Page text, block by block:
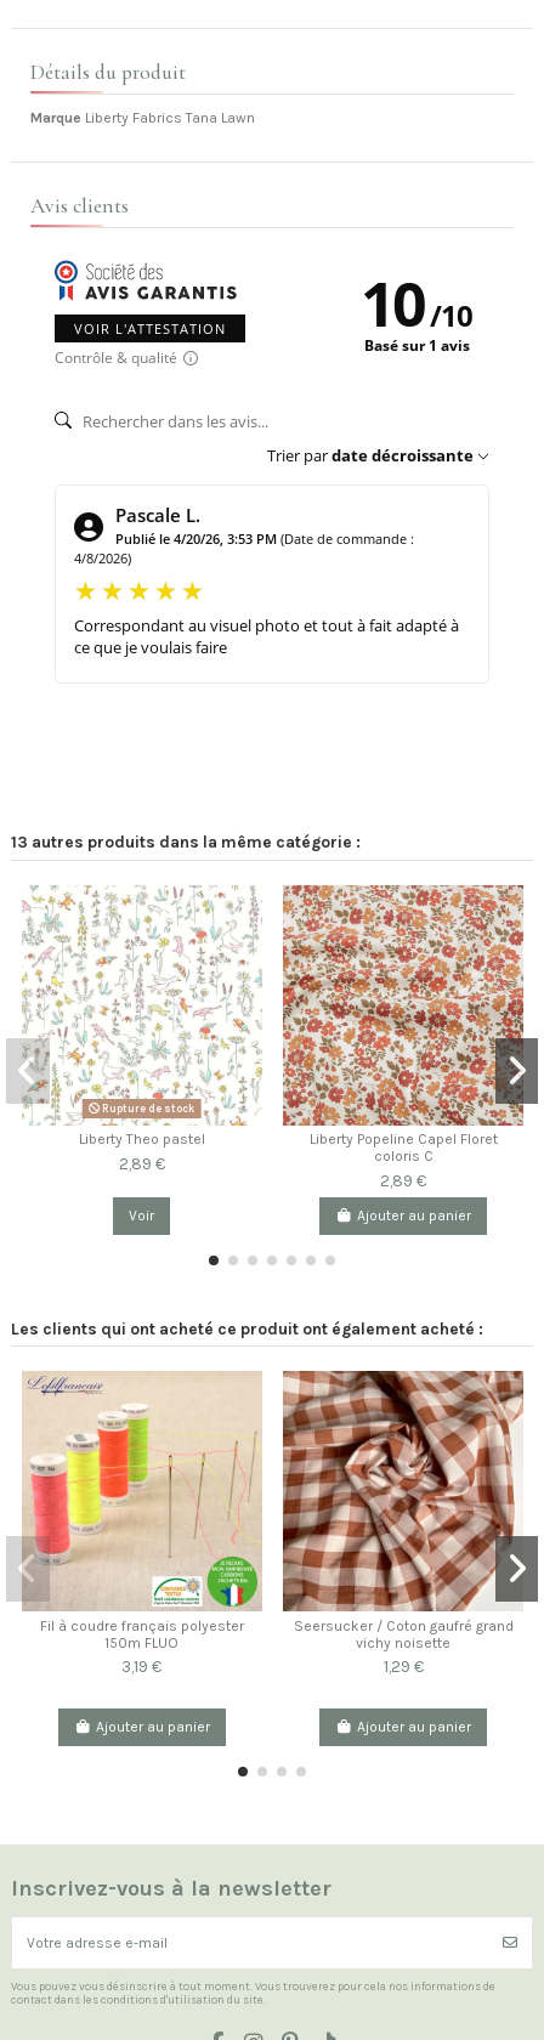
Détails du produit
Marque Liberty Fabrics Tana Lawn
Avis clients
VOIR L'ATTESTATION
Contrôle & qualité
10/10
Basé sur 1 avis
Trier pardate décroissante
Pascale L.
Publié le 4/20/26, 3:53 PM (Date de commande :
4/8/2026)
Correspondant au visuel photo et tout à fait adapté à
ce que je voulais faire
13 autres produits dans la même catégorie :
Rupture de stock
Liberty Theo pastel
2,89 €
Voir
Liberty Popeline Capel Floret
coloris C
2,89 €
Ajouter au panier
Les clients qui ont acheté ce produit ont également acheté :
Fil à coudre français polyester
150m FLUO
3,19 €
Ajouter au panier
Seersucker / Coton gaufré grand
vichy noisette
1,29 €
Ajouter au panier
Inscrivez-vous à la newsletter
Vous pouvez vous désinscrire à tout moment. Vous trouverez pour cela nos informations de
contact dans les conditions d'utilisation du site.